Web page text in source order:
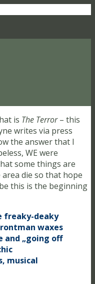
is The Terror– this
writes via press
the answer that I
WE were
some things are
die so that hope
this is the beginning
freaky-deaky
waxes
and „going off
musical